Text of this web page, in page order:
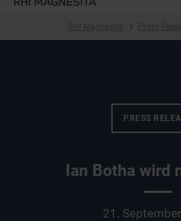
PRESS
Ian Botha wird
21.